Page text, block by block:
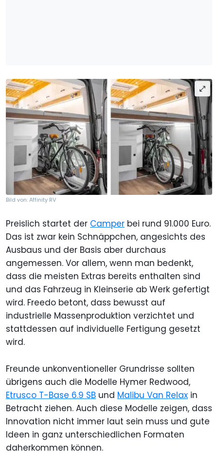
Bild von: Affinity RV
Preislich startet der Camper bei rund 91.000 Euro.
Das ist zwar kein Schnäppchen, angesichts des
Ausbaus und der Basis aber durchaus
angemessen. Vor allem, wenn man bedenkt,
dass die meisten Extras bereits enthalten sind
und das Fahrzeug in Kleinserie ab Werk gefertigt
wird. Freedo betont, dass bewusst auf
industrielle Massenproduktion verzichtet und
stattdessen auf individuelle Fertigung gesetzt
wird.
Freunde unkonventioneller Grundrisse sollten
übrigens auch die Modelle Hymer Redwood,
Etrusco T-Base 6.9 SB und Malibu Van Relax in
Betracht ziehen. Auch diese Modelle zeigen, dass
Innovation nicht immer laut sein muss und gute
Ideen in ganz unterschiedlichen Formaten
daherkommen können.